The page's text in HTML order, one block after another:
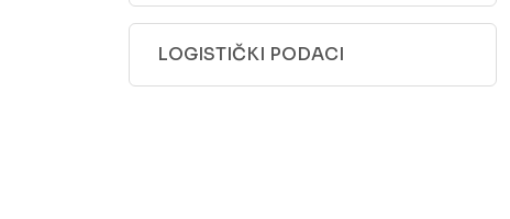
LOGISTIČKI PODACI